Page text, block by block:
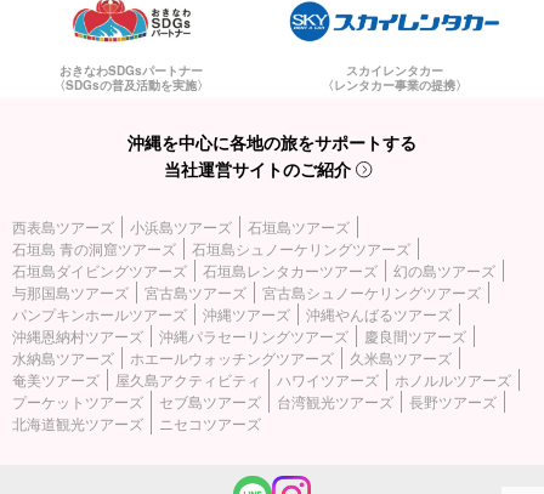
おきなわSDGsパートナー
〈SDGsの普及活動を実施〉
スカイレンタカー
〈レンタカー事業の提携〉
沖縄を中心に各地の旅をサポートする
当社運営サイトのご紹介
西表島ツアーズ 小浜島ツアーズ
石垣島ツアーズ
石垣島 青の洞窟ツアーズ
石垣島シュノーケリングツアーズ
石垣島ダイビングツアーズ
石垣島レンタカーツアーズ
幻の島ツアーズ
与那国島ツアーズ
宮古島ツアーズ
宮古島シュノーケリングツアーズ
パンプキンホールツアーズ
沖縄ツアーズ
沖縄やんばるツアーズ
沖縄恩納村ツアーズ
沖縄パラセーリングツアーズ
慶良間ツアーズ
水納島ツアーズ
ホエールウォッチングツアーズ
久米島ツアーズ
奄美ツアーズ
屋久島アクティビティ ハワイツアーズ
ホノルルツアーズ
プーケットツアーズ
セブ島ツアーズ 台湾観光ツアーズ
長野ツアーズ
北海道観光ツアーズ
ニセコツアーズ